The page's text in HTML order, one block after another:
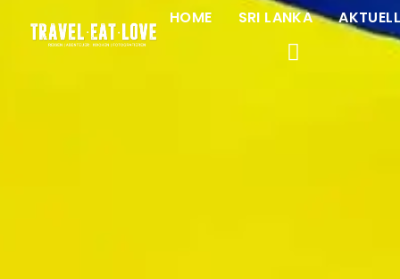
HOME SRI LANKA